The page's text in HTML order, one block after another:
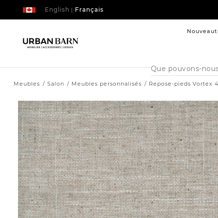
| Français
English
Cataloque
de
Meubles Salon Meubles personnalisés Repose-pieds Vortex